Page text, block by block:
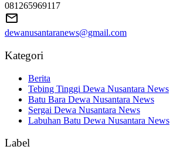
081265969117
dewanusantaranews@gmail.com
Kategori
Berita
Tebing Tinggi Dewa Nusantara News
Batu Bara Dewa Nusantara News
Sergai Dewa Nusantara News
Labuhan Batu Dewa Nusantara News
Label